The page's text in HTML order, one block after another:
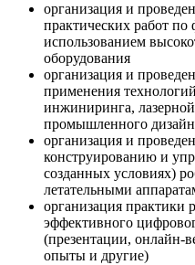
организация и
практических работ
использованием
оборудования
организация и
применения
инжиниринга,
промышленного
организация и
конструированию и
созданных условиях)
летательными
организация практики
эффективного
(презентации, онлайн-
опыты и другие)